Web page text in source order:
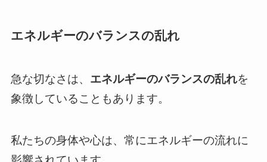
エネルギーのバランスの乱れ
急な切なさは、 エネルギーのバランスの乱れを
象徴していることもあります。
私たちの身体や心は、常にエネルギーの流れに